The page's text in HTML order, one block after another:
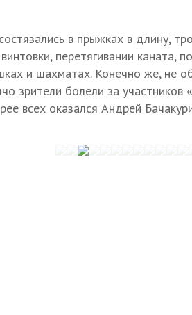
в прыжках в длину,
перетягивании каната,
и шахматах. Конечно же, не
зрители болели за участников
всех оказался Андрей